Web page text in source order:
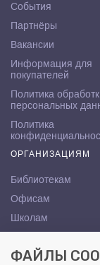
События
Партнёры
Вакансии
Информация для
покупателей
Политика
персональных
Политика
ОРГАНИЗАЦИЯМ
Библиотекам
Офисам
Школам
КОНТАКТЫ
ФАЙЛЫ